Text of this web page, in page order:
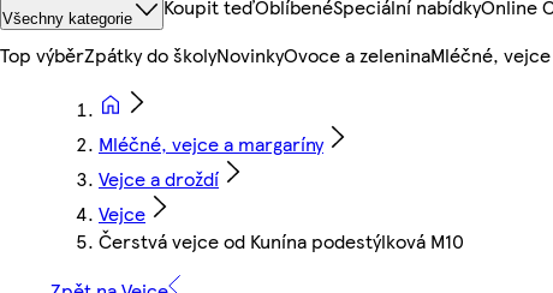
Všechny kategorie Koupit teďOblíbenéSpeciální nabídkyOnline
Top výběrZpátky do školyNovinkyOvoce a zeleninaMléčné,
Mléčné, vejce a margaríny
Vejce a droždí
Vejce
Čerstvá vejce od Kunína podestýlková M10